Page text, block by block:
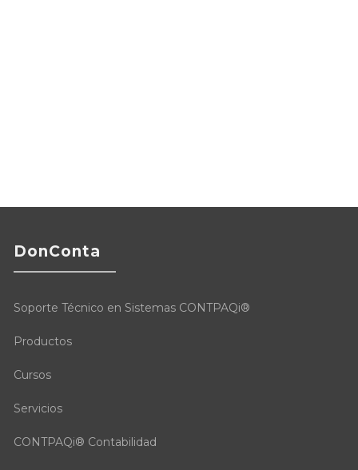
DonConta
Soporte Técnico en Sistemas CONTPAQi®
Productos
Cursos
Servicios
CONTPAQi® Contabilidad